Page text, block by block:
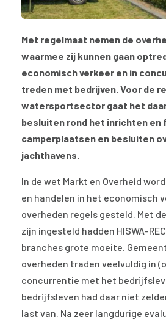
Met regelmaat nemen de
waarmee zij kunnen gaan
economisch verkeer en in
treden met bedrijven. Voor de
watersportsector gaat het
besluiten rond het inrichten en
camperplaatsen en besluiten
jachthavens.
In de wet Markt en Overheid
en handelen in het economisch
overheden regels gesteld. Met
zijn ingesteld hadden HISWA-
branches grote moeite.
overheden traden veelvuldig in
concurrentie met het
bedrijfsleven had daar niet
last van. Na zeer langdurige